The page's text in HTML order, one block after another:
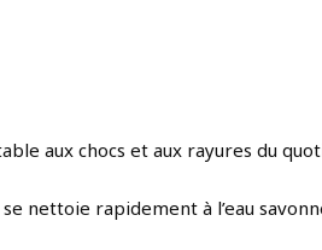
aux chocs et aux rayures du
nettoie rapidement à l’eau